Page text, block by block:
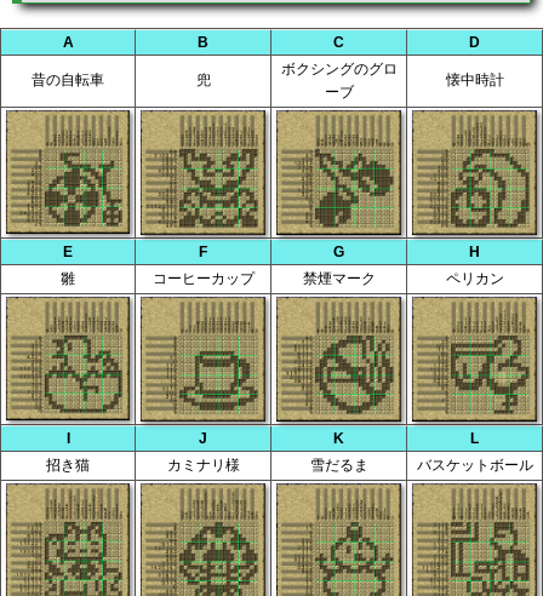
A B C D
昔の自転車 兜
ボクシングのグロ
ーブ
懐中時計
E F G
H
雛
コーヒーカップ 禁煙マーク ペリカン
I J K
L
招き猫
カミナリ様 雪だるま バスケットボール